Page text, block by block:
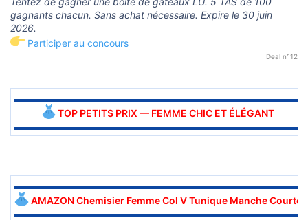
gagnants chacun. Sans achat nécessaire. Expire le 30 juin
2026.
Participer au concours
Deal n°12
▬▬▬▬▬▬▬▬▬▬▬▬▬▬▬▬▬▬▬▬▬▬▬▬▬▬▬▬▬▬
TOP PETITS PRIX — FEMME CHIC ET ÉLÉGANT
▬▬▬▬▬▬▬▬▬▬▬▬▬▬▬▬▬▬▬▬▬▬▬▬▬▬▬▬▬▬
▬▬▬▬▬▬▬▬▬▬▬▬▬▬▬▬▬▬▬▬▬▬▬▬▬▬▬▬▬▬
AMAZON Chemisier Femme Col V Tunique Manche Courte
▬▬▬▬▬▬▬▬▬▬▬▬▬▬▬▬▬▬▬▬▬▬▬▬▬▬▬▬▬▬